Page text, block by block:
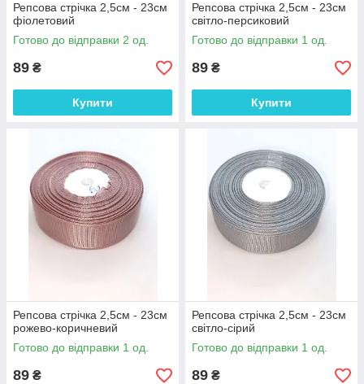
Репсова стрічка 2,5см - 23см
фіолетовий
Готово до відправки 2 од.
89 ₴
Купити
Репсова стрічка 2,5см - 23см
світло-персиковий
Готово до відправки 1 од.
89 ₴
Купити
Репсова стрічка 2,5см - 23см
рожево-коричневий
Готово до відправки 1 од.
89 ₴
Репсова стрічка 2,5см - 23см
світло-сірий
Готово до відправки 1 од.
89 ₴